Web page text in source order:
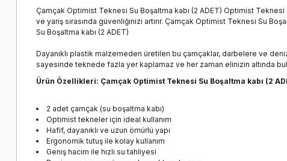
Çamçak Optimist Teknesi Su Boşaltma kabı (2 ADET) Optimist
ve yarış sırasında güvenliğinizi artırır. Çamçak Optimist Teknesi Su
Su Boşaltma kabı (2 ADET)
Dayanıklı plastik malzemeden üretilen bu çamçaklar, darbelere ve
sayesinde teknede fazla yer kaplamaz ve her zaman elinizin altında
Ürün Özellikleri: Çamçak Optimist Teknesi Su Boşaltma kabı (2
2 adet çamçak (su boşaltma kabı)
Optimist tekneler için ideal kullanım
Hafif, dayanıklı ve uzun ömürlü yapı
Ergonomik tutuş ile kolay kullanım
Geniş hacim ile hızlı su tahliyesi